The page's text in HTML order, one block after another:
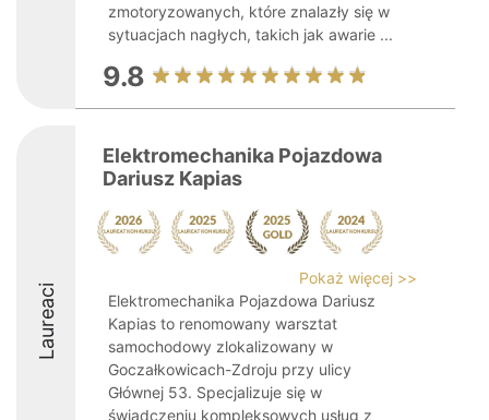
zmotoryzowanych, które znalazły się w
sytuacjach nagłych, takich jak awarie ...
9.8
Laureaci
Elektromechanika Pojazdowa
Dariusz Kapias
Pokaż więcej >>
Elektromechanika Pojazdowa Dariusz
Kapias to renomowany warsztat
samochodowy zlokalizowany w
Goczałkowicach-Zdroju przy ulicy
Głównej 53. Specjalizuje się w
świadczeniu kompleksowych usług z